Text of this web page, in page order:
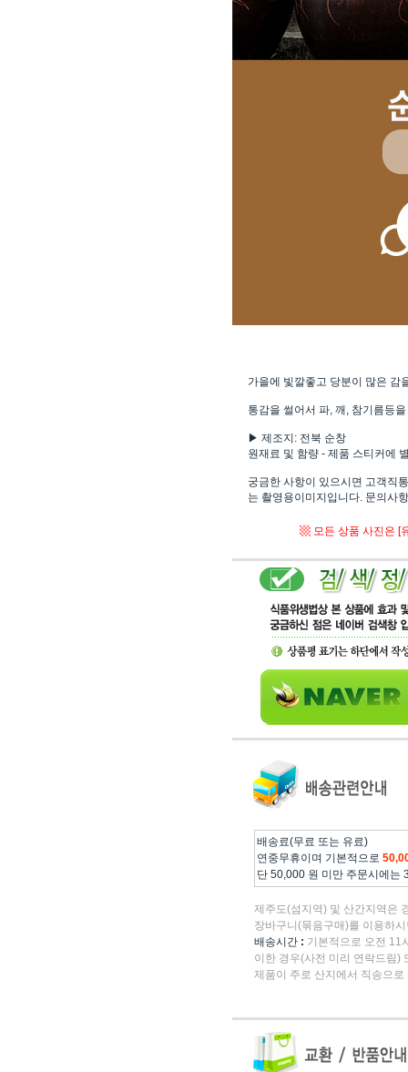
가을에 빛깔좋고 당분이 많은 감
통감을 썰어서 파, 깨, 참기름등
▶ 제조지: 전북 순창
원재료 및 함량 - 제품 스티커에
궁금한 사항이 있으시면 고객직
는 촬영용이미지입니다. 문의사
▩ 모든 상품 사진은 [
배송료(무료 또는 유료)
연중무휴이며 기본적으로
단 50,000 원 미만 주문시에는
제주도(섬지역) 및 산간지역은
장바구니(묶음구매)를 이용하
배송시간 : 기본적으로 오전 11
이한 경우(사전 미리 연락드림)
제품이 주로 산지에서 직송으